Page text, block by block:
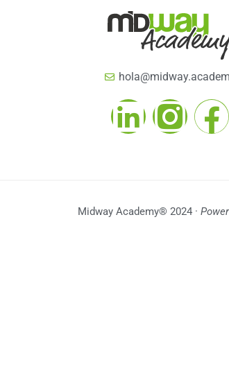
Midway Academy® 2024 ·